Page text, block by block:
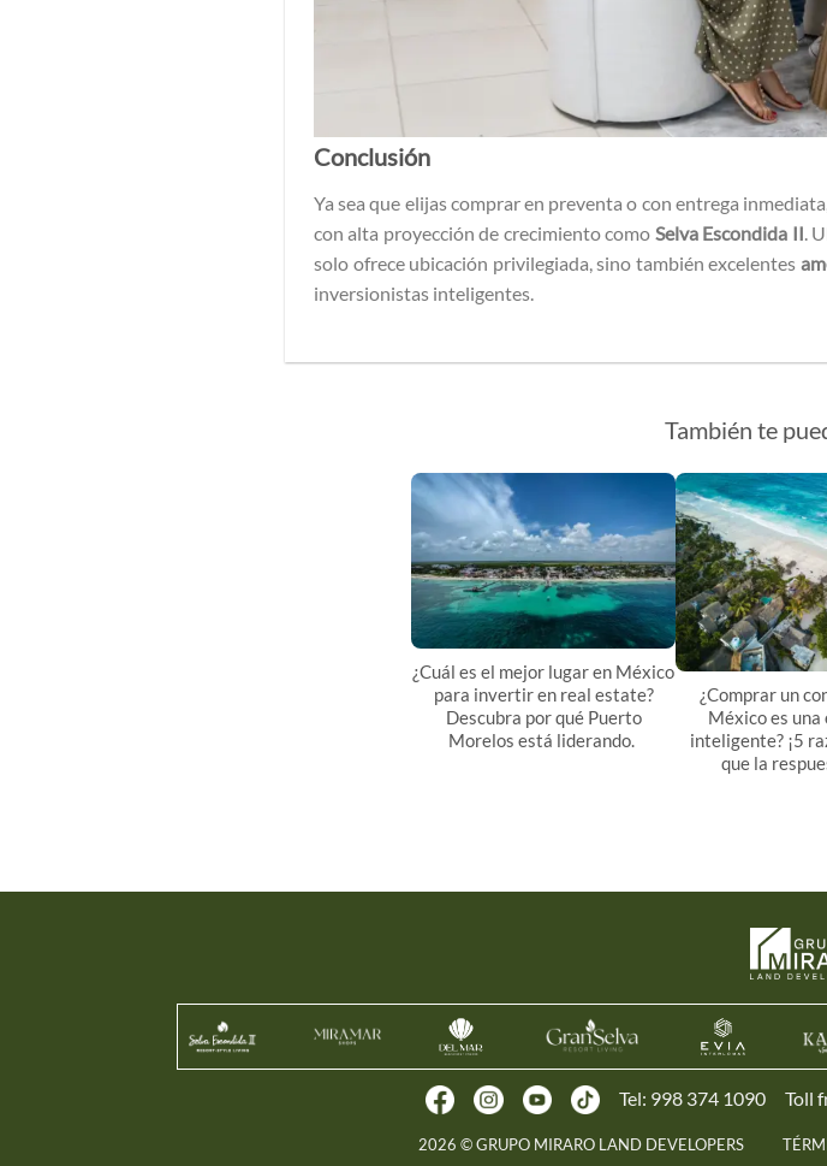
Conclusión
Ya sea que elijas comprar en preventa o con entrega
con alta proyección de crecimiento como Selva Escondida II.
solo ofrece ubicación privilegiada, sino también excelentes
inversionistas inteligentes.
También te
¿Cuál es el mejor lugar en México
para invertir en real estate?
Descubra por qué Puerto
Morelos está liderando.
¿Comprar un
México es
inteligente? ¡5
que la
Tel: 998 374 1090 Toll
2026 © GRUPO MIRARO LAND DEVELOPERS